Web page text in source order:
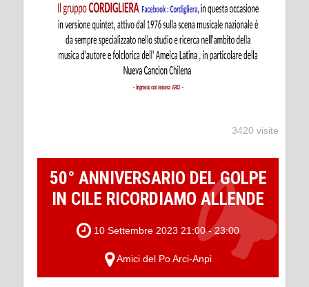
3420 visite
50° ANNIVERSARIO DEL GOLPE
IN CILE RICORDIAMO ALLENDE
10 Settembre 2023 21:00 - 23:00
Amici del Po Arci-Anpi